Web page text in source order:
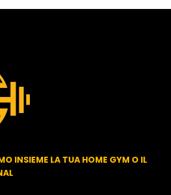
INSIEME LA TUA HOME GYM O IL